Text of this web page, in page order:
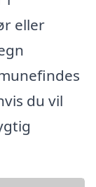
eller
du vil